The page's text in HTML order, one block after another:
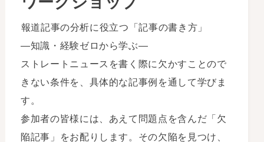
報道記事の分析に役立つ「記事の書き方」
―知識・経験ゼロから学ぶ―
ストレートニュースを書く際に欠かすことので
きない条件を、具体的な記事例を通して学びま
す。
参加者の皆様には、あえて問題点を含んだ「欠
陥記事」をお配りします。その欠陥を見つけ、